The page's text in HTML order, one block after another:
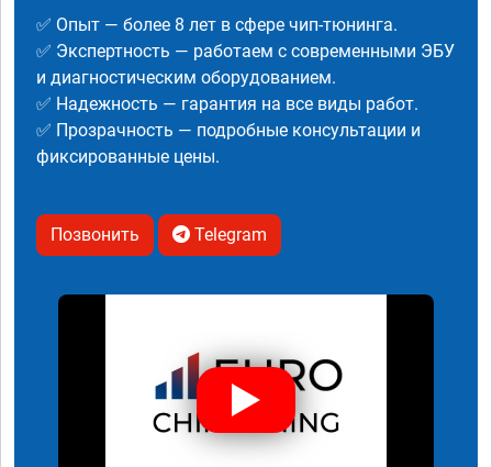
✅ Опыт — более 8 лет в сфере чип-тюнинга.
✅ Экспертность — работаем с современными ЭБУ
и диагностическим оборудованием.
✅ Надежность — гарантия на все виды работ.
✅ Прозрачность — подробные консультации и
фиксированные цены.
Позвонить Telegram